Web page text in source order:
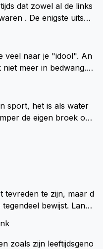
dat zowel al de links
. De enigste uitspr
uitlaat gassen inade
dat de F1 motor schone
denk echt niet dat de
een euro in het cir
veel naar je "idool". An
meer in bedwang. Zi
sport, het is als water
de eigen broek oph
met de sherif
welk achter de bom
stuiver te ber
maar een stuiver in Z
dat zal ook nooit gebe
en vergunningen bi
MOET je dan weer
tevreden te zijn, maar d
bewijst. Lando
zoals zijn leeftijdsgeno